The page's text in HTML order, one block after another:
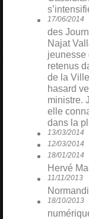
17/06/2014
des
Najat
jeunesse
retenus
de la
hasard
ministre.
elle
dans la
13/03/2014
12/03/2014
18/01/2014
Hervé
11/11/2013
18/10/2013